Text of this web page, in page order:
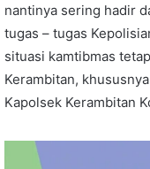
nantinya sering hadir
tugas – tugas
situasi kamtibmas
Kerambitan,
Kapolsek Kerambitan